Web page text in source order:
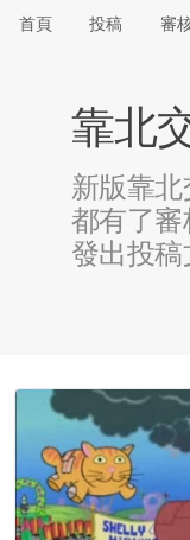
首頁 投稿 審
靠北
新版靠
都有了
發出投稿